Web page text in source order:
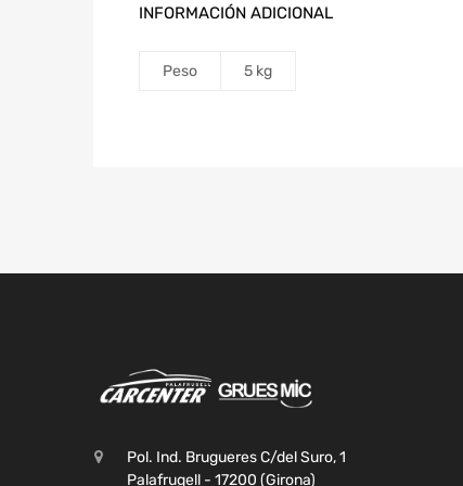
INFORMACIÓN ADICIONAL
Peso 5 kg
Pol. Ind. Brugueres C/del Suro, 1
Palafrugell - 17200 (Girona)